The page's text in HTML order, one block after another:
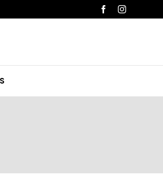
FacebookInstagram